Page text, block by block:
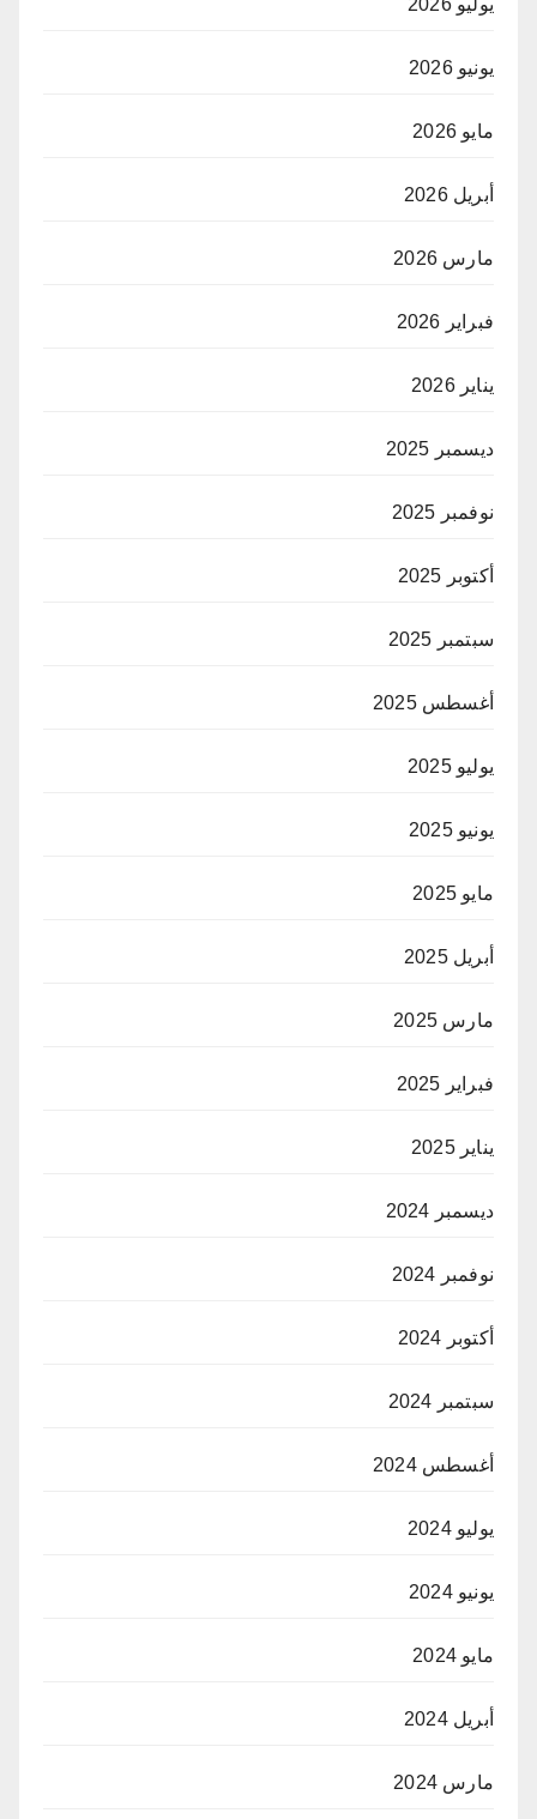
يوليو 2026
يونيو 2026
مايو 2026
أبريل 2026
مارس 2026
فبراير 2026
يناير 2026
ديسمبر 2025
نوفمبر 2025
أكتوبر 2025
سبتمبر 2025
أغسطس 2025
يوليو 2025
يونيو 2025
مايو 2025
أبريل 2025
مارس 2025
فبراير 2025
يناير 2025
ديسمبر 2024
نوفمبر 2024
أكتوبر 2024
سبتمبر 2024
أغسطس 2024
يوليو 2024
يونيو 2024
مايو 2024
أبريل 2024
مارس 2024